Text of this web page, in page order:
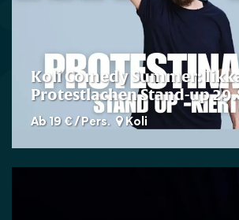
Koli Comedy Summer:
Protestlachen Stand-up
Ab 19 € / Pers. Koli